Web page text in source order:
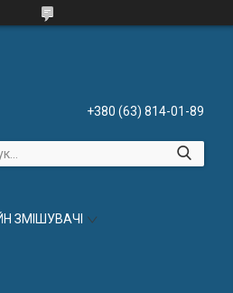
+380 (63) 814-01-89
ЗМІШУВАЧІ